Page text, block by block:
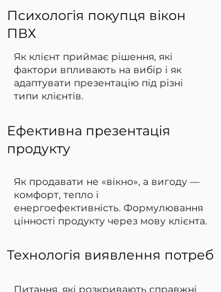
Психологія покупця вікон
ПВХ
Як клієнт приймає рішення, які
фактори впливають на вибір і як
адаптувати презентацію під різні
типи клієнтів.
Ефективна презентація
продукту
Як продавати не «вікно», а вигоду —
комфорт, тепло і
енергоефективність. Формулювання
цінності продукту через мову клієнта.
Технологія виявлення потреб
Питання, які розкривають справжні